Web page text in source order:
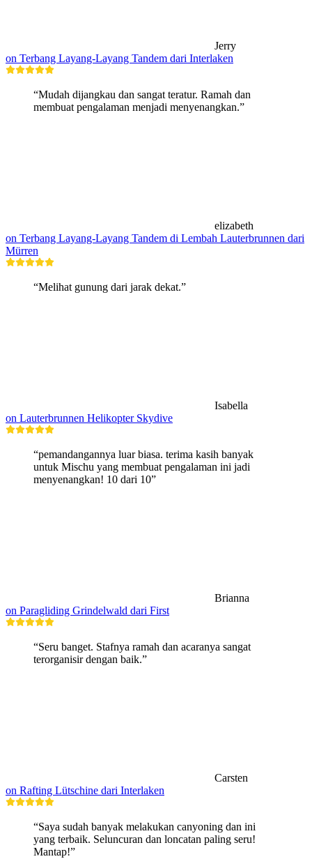
Jerry
on Terbang Layang-Layang Tandem dari Interlaken
“Mudah dijangkau dan sangat teratur. Ramah dan
membuat pengalaman menjadi menyenangkan.”
elizabeth
on Terbang Layang-Layang Tandem di Lembah Lauterbrunnen dari
Mürren
“Melihat gunung dari jarak dekat.”
Isabella
on Lauterbrunnen Helikopter Skydive
“pemandangannya luar biasa. terima kasih banyak
untuk Mischu yang membuat pengalaman ini jadi
menyenangkan! 10 dari 10”
Brianna
on Paragliding Grindelwald dari First
“Seru banget. Stafnya ramah dan acaranya sangat
terorganisir dengan baik.”
Carsten
on Rafting Lütschine dari Interlaken
“Saya sudah banyak melakukan canyoning dan ini
yang terbaik. Seluncuran dan loncatan paling seru!
Mantap!”